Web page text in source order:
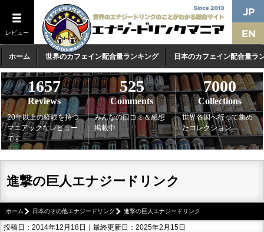
レビュー
ホーム 世界のカフェイン配合量ランキング 日本のカフェイン配合量ラ
1657
Reviews
20年以上の経験を持つ
マニアックなレビュー
です
525
Comments
みんなの口コミ＆感想
掲載中
7000
Collections
世界各国へ行って集め
たコレクション
進撃の巨人エナジードリンク
ホーム 日本のその他エナジードリンク 進撃の巨人エナジードリンク
投稿日：2014年12月18日｜最終更新日：2025年2月15日